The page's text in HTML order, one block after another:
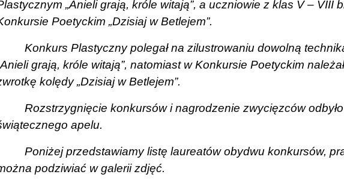
„Anieli grają, króle witają”, a uczniowie z klas V – VIII
Poetyckim „Dzisiaj w Betlejem”.
Konkurs Plastyczny polegał na zilustrowaniu dowolną
grają, króle witają”, natomiast w Konkursie Poetyckim
kolędy „Dzisiaj w Betlejem”.
Rozstrzygnięcie konkursów i nagrodzenie zwycięzców
apelu.
Poniżej przedstawiamy listę laureatów obydwu konkursów,
podziwiać w galerii zdjęć.